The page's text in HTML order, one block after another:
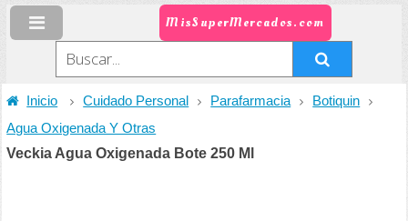
MisSuperMercados.com
Inicio Cuidado Personal Parafarmacia
Botiquin
Agua Oxigenada Y Otras
Veckia Agua Oxigenada Bote 250 Ml